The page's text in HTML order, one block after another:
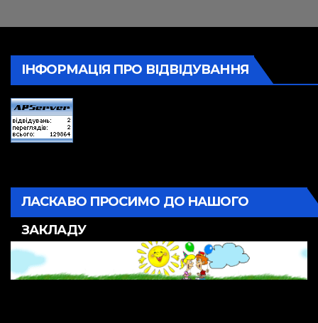
ІНФОРМАЦІЯ ПРО ВІДВІДУВАННЯ
ЛАСКАВО ПРОСИМО ДО НАШОГО
ЗАКЛАДУ